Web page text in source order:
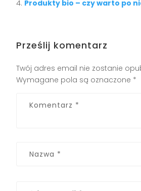
Produkty bio – czy warto po
Prześlij komentarz
Twój adres email nie zostanie
Wymagane pola są oznaczone *